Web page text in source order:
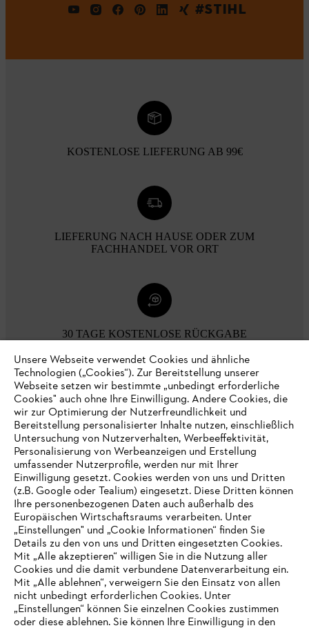
#STIHL
KOSTENLOSE LIEFERUNG AB 99€
LIEFERUNG NACH HAUSE ODER ZUM
FACHHANDEL VOR ORT
30 TAGE KOSTENLOSE RÜCKGABE
Zahlungsmöglichkeiten
Unternehmen
Online Shop
IHR BROWSER WIRD NICHT
Unsere Webseite verwendet Cookies und ähnliche
Technologien („Cookies“). Zur Bereitstellung unserer
Webseite setzen wir bestimmte „unbedingt erforderliche
Cookies" auch ohne Ihre Einwilligung. Andere Cookies, die
wir zur Optimierung der Nutzerfreundlichkeit und
Bereitstellung personalisierter Inhalte nutzen, einschließlich
Untersuchung von Nutzerverhalten, Werbeeffektivität,
Personalisierung von Werbeanzeigen und Erstellung
umfassender Nutzerprofile, werden nur mit Ihrer
Einwilligung gesetzt. Cookies werden von uns und Dritten
(z.B. Google oder Tealium) eingesetzt. Diese Dritten können
Ihre personenbezogenen Daten auch außerhalb des
Europäischen Wirtschaftsraums verarbeiten. Unter
„Einstellungen" und „Cookie Informationen“ finden Sie
Details zu den von uns und Dritten eingesetzten Cookies.
Mit „Alle akzeptieren“ willigen Sie in die Nutzung aller
Cookies und die damit verbundene Datenverarbeitung ein.
Mit „Alle ablehnen“, verweigern Sie den Einsatz von allen
nicht unbedingt erforderlichen Cookies. Unter
„Einstellungen“ können Sie einzelnen Cookies zustimmen
oder diese ablehnen. Sie können Ihre Einwilligung in den